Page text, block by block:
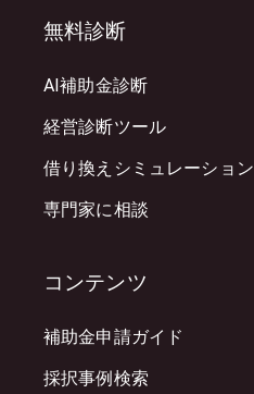
無料診断
AI補助金診断
経営診断ツール
借り換えシミュレーション
専門家に相談
コンテンツ
補助金申請ガイド
採択事例検索